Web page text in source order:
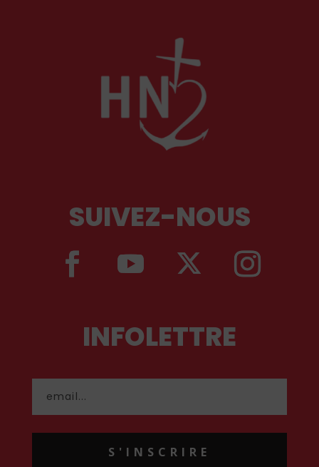
SUIVEZ-NOUS
INFOLETTRE
S'INSCRIRE